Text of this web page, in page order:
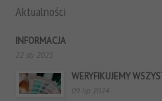
Aktualności
INFORMACJA
22 sty 2025
WERYFIKUJEMY
09 lip 2024